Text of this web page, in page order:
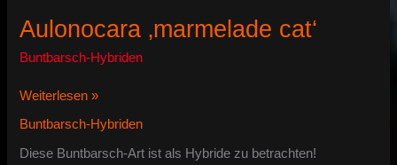
Aulonocara ‚marmelade cat‘
Buntbarsch-Hybriden
Aulonocara
cat‘
Weiterlesen »
Buntbarsch-Hybriden
Diese Buntbarsch-Art ist als Hybride zu betrachten!